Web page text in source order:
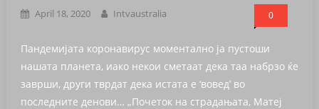
April 18, 2020 Intvaustralia 0
Пандемијата коронавирус моментално ја пустоши
нашата планета, иако некои сметаат дека таа набрзо ќе
заврши, други тврдат дека истата е ‘вовед’ во
последните денови… „Почеток на страдањата, Матеј